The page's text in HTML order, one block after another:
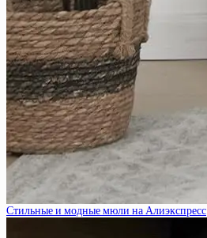
Стильные и модные мюли на Алиэкспресс